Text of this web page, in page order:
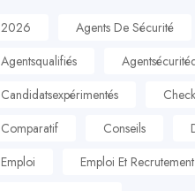
2026
Agents De Sécurité
Agentsqualifiés
Candidatsexpérimentés
Comparatif
Conseils
Emploi
Emploi Et Recrutement